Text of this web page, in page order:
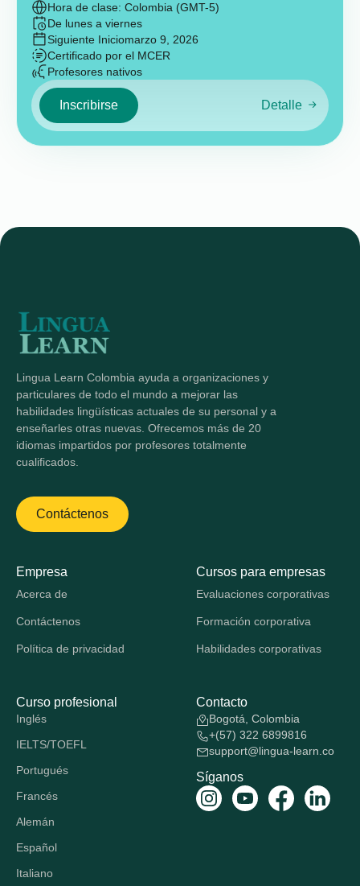
Hora de clase: Colombia (GMT-5)
De lunes a viernes
Siguiente Iniciomarzo 9, 2026
Certificado por el MCER
Profesores nativos
Inscribirse Detalle
Lingua Learn Colombia ayuda a organizaciones y
particulares de todo el mundo a mejorar las
habilidades lingüísticas actuales de su personal y a
enseñarles otras nuevas. Ofrecemos más de 20
idiomas impartidos por profesores totalmente
cualificados.
Contáctenos
Empresa
Acerca de
Contáctenos
Política de privacidad
Cursos para empresas
Evaluaciones corporativas
Formación corporativa
Habilidades corporativas
Curso profesional
Inglés
IELTS/TOEFL
Portugués
Francés
Alemán
Español
Italiano
Contacto
Bogotá, Colombia
+(57) 322 6899816
support@lingua-learn.co
Síganos